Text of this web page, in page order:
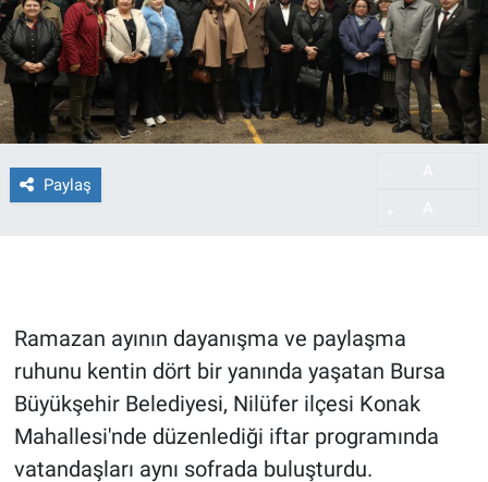
Paylaş
Ramazan ayının dayanışma ve paylaşma
ruhunu kentin dört bir yanında yaşatan Bursa
Büyükşehir Belediyesi, Nilüfer ilçesi Konak
Mahallesi'nde düzenlediği iftar programında
vatandaşları aynı sofrada buluşturdu.